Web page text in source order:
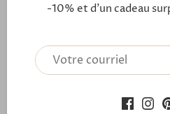
Expédition et retour
-10% et d'un cadeau